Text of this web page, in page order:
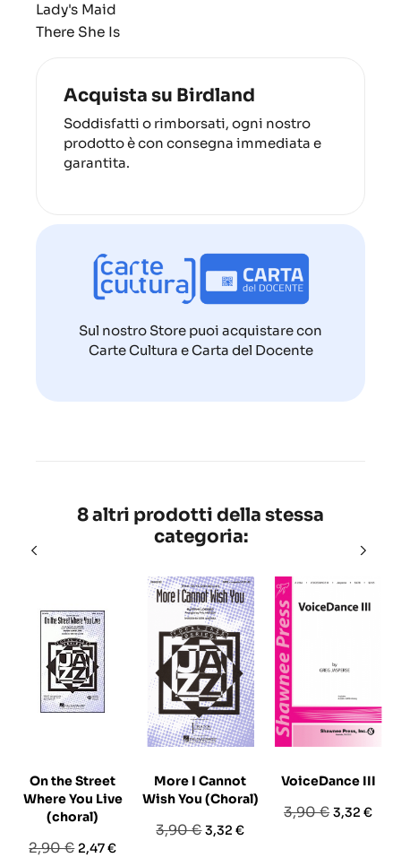
Lady's Maid
There She Is
Acquista su Birdland
Soddisfatti o rimborsati, ogni nostro
prodotto è con consegna immediata e
garantita.
Sul nostro Store puoi acquistare con
Carte Cultura e Carta del Docente
8 altri prodotti della stessa
categoria:
On the Street
Where You Live
(choral)
Prezzo
2,90 € Prezzo
2,47 €
More I Cannot
Wish You (Choral)
Prezzo
3,90 €Prezzo
3,32 €
VoiceDance III
Prezzo
3,90 € Prezzo
3,32 €